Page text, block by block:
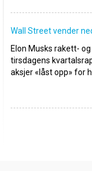
Wall Street vender
Elon Musks rakett-
tirsdagens
aksjer «låst opp» for